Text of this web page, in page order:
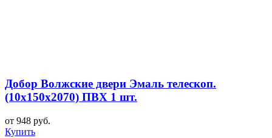
Добор Волжские двери Эмаль телескоп.
(10х150х2070) ПВХ 1 шт.
от 948 руб.
Купить